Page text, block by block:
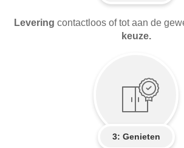
Levering contactloos of tot aan de
keuze.
3: Genieten